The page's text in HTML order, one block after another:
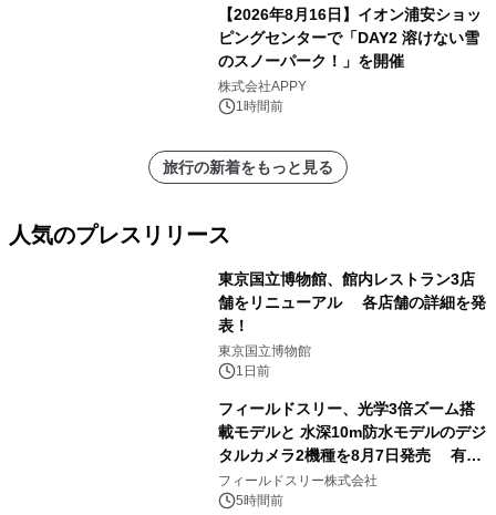
【2026年8月16日】イオン浦安ショッ
ピングセンターで「DAY2 溶けない雪
のスノーパーク！」を開催
株式会社APPY
1時間前
旅行の新着をもっと見る
人気のプレスリリース
東京国立博物館、館内レストラン3店
舗をリニューアル 各店舗の詳細を発
表！
東京国立博物館
1日前
フィールドスリー、光学3倍ズーム搭
載モデルと 水深10m防水モデルのデジ
タルカメラ2機種を8月7日発売 有効
約1300万画素、用途別に選べるコンデ
ジ新登場
フィールドスリー株式会社
5時間前